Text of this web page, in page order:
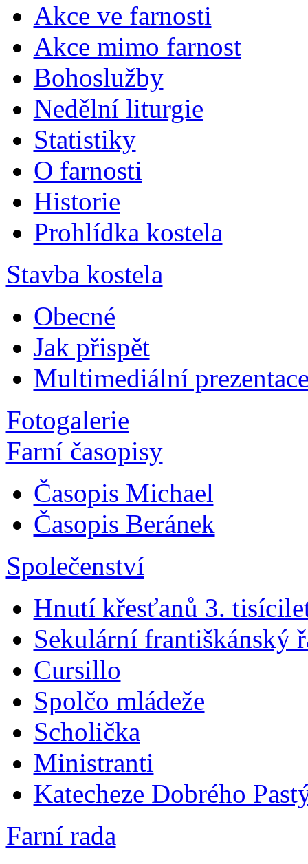
Akce ve farnosti
Akce mimo farnost
Bohoslužby
Nedělní liturgie
Statistiky
O farnosti
Historie
Prohlídka kostela
Stavba kostela
Obecné
Jak přispět
Multimediální
Fotogalerie
Farní časopisy
Časopis Michael
Časopis Beránek
Společenství
Hnutí křesťanů 3.
Sekulární františkánský
Cursillo
Spolčo mládeže
Scholička
Ministranti
Katecheze Dobrého
Farní rada